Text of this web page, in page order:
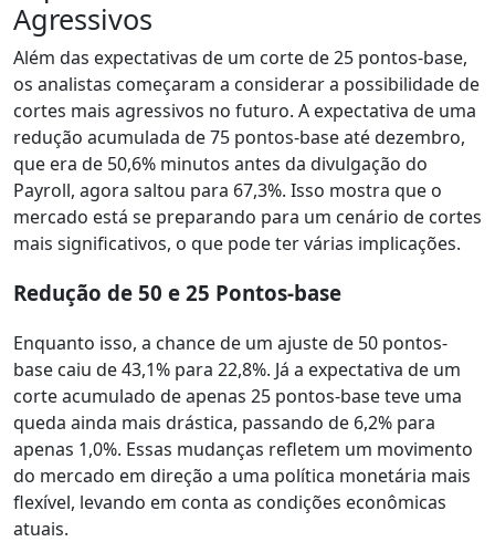
Agressivos
Além das expectativas de um corte de 25 pontos-base,
os analistas começaram a considerar a possibilidade de
cortes mais agressivos no futuro. A expectativa de uma
redução acumulada de 75 pontos-base até dezembro,
que era de 50,6% minutos antes da divulgação do
Payroll, agora saltou para 67,3%. Isso mostra que o
mercado está se preparando para um cenário de cortes
mais significativos, o que pode ter várias implicações.
Redução de 50 e 25 Pontos-base
Enquanto isso, a chance de um ajuste de 50 pontos-
base caiu de 43,1% para 22,8%. Já a expectativa de um
corte acumulado de apenas 25 pontos-base teve uma
queda ainda mais drástica, passando de 6,2% para
apenas 1,0%. Essas mudanças refletem um movimento
do mercado em direção a uma política monetária mais
flexível, levando em conta as condições econômicas
atuais.